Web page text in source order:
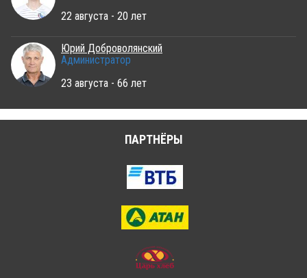
22 августа - 20 лет
Юрий Доброволянский
Администратор
23 августа - 66 лет
ПАРТНЁРЫ